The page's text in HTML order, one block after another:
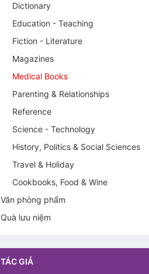
Dictionary
Education - Teaching
Fiction - Literature
Magazines
Medical Books
Parenting & Relationships
Reference
Science - Technology
History, Politics & Social Sciences
Travel & Holiday
Cookbooks, Food & Wine
Văn phòng phẩm
Quà lưu niệm
TÁC GIẢ